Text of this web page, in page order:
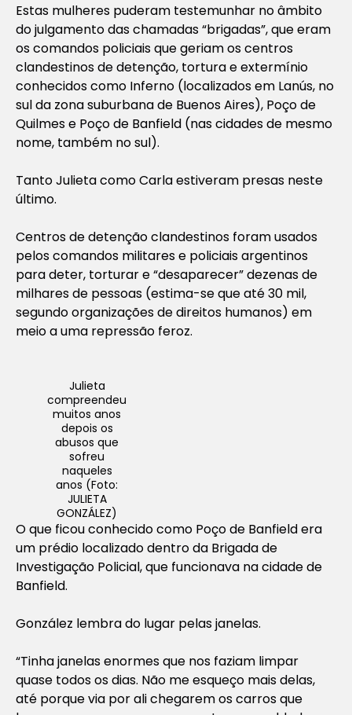
Estas mulheres puderam testemunhar no âmbito
do julgamento das chamadas “brigadas”, que eram
os comandos policiais que geriam os centros
clandestinos de detenção, tortura e extermínio
conhecidos como Inferno (localizados em Lanús, no
sul da zona suburbana de Buenos Aires), Poço de
Quilmes e Poço de Banfield (nas cidades de mesmo
nome, também no sul).
Tanto Julieta como Carla estiveram presas neste
último.
Centros de detenção clandestinos foram usados ​​
pelos comandos militares e policiais argentinos
para deter, torturar e “desaparecer” dezenas de
milhares de pessoas (estima-se que até 30 mil,
segundo organizações de direitos humanos) em
meio a uma repressão feroz.
Julieta
compreendeu
muitos anos
depois os
abusos que
sofreu
naqueles
anos (Foto:
JULIETA
GONZÁLEZ)
O que ficou conhecido como Poço de Banfield era
um prédio localizado dentro da Brigada de
Investigação Policial, que funcionava na cidade de
Banfield.
González lembra do lugar pelas janelas.
“Tinha janelas enormes que nos faziam limpar
quase todos os dias. Não me esqueço mais delas,
até porque via por ali chegarem os carros que